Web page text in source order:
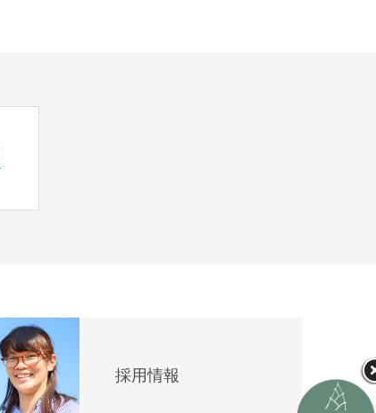
採用情報